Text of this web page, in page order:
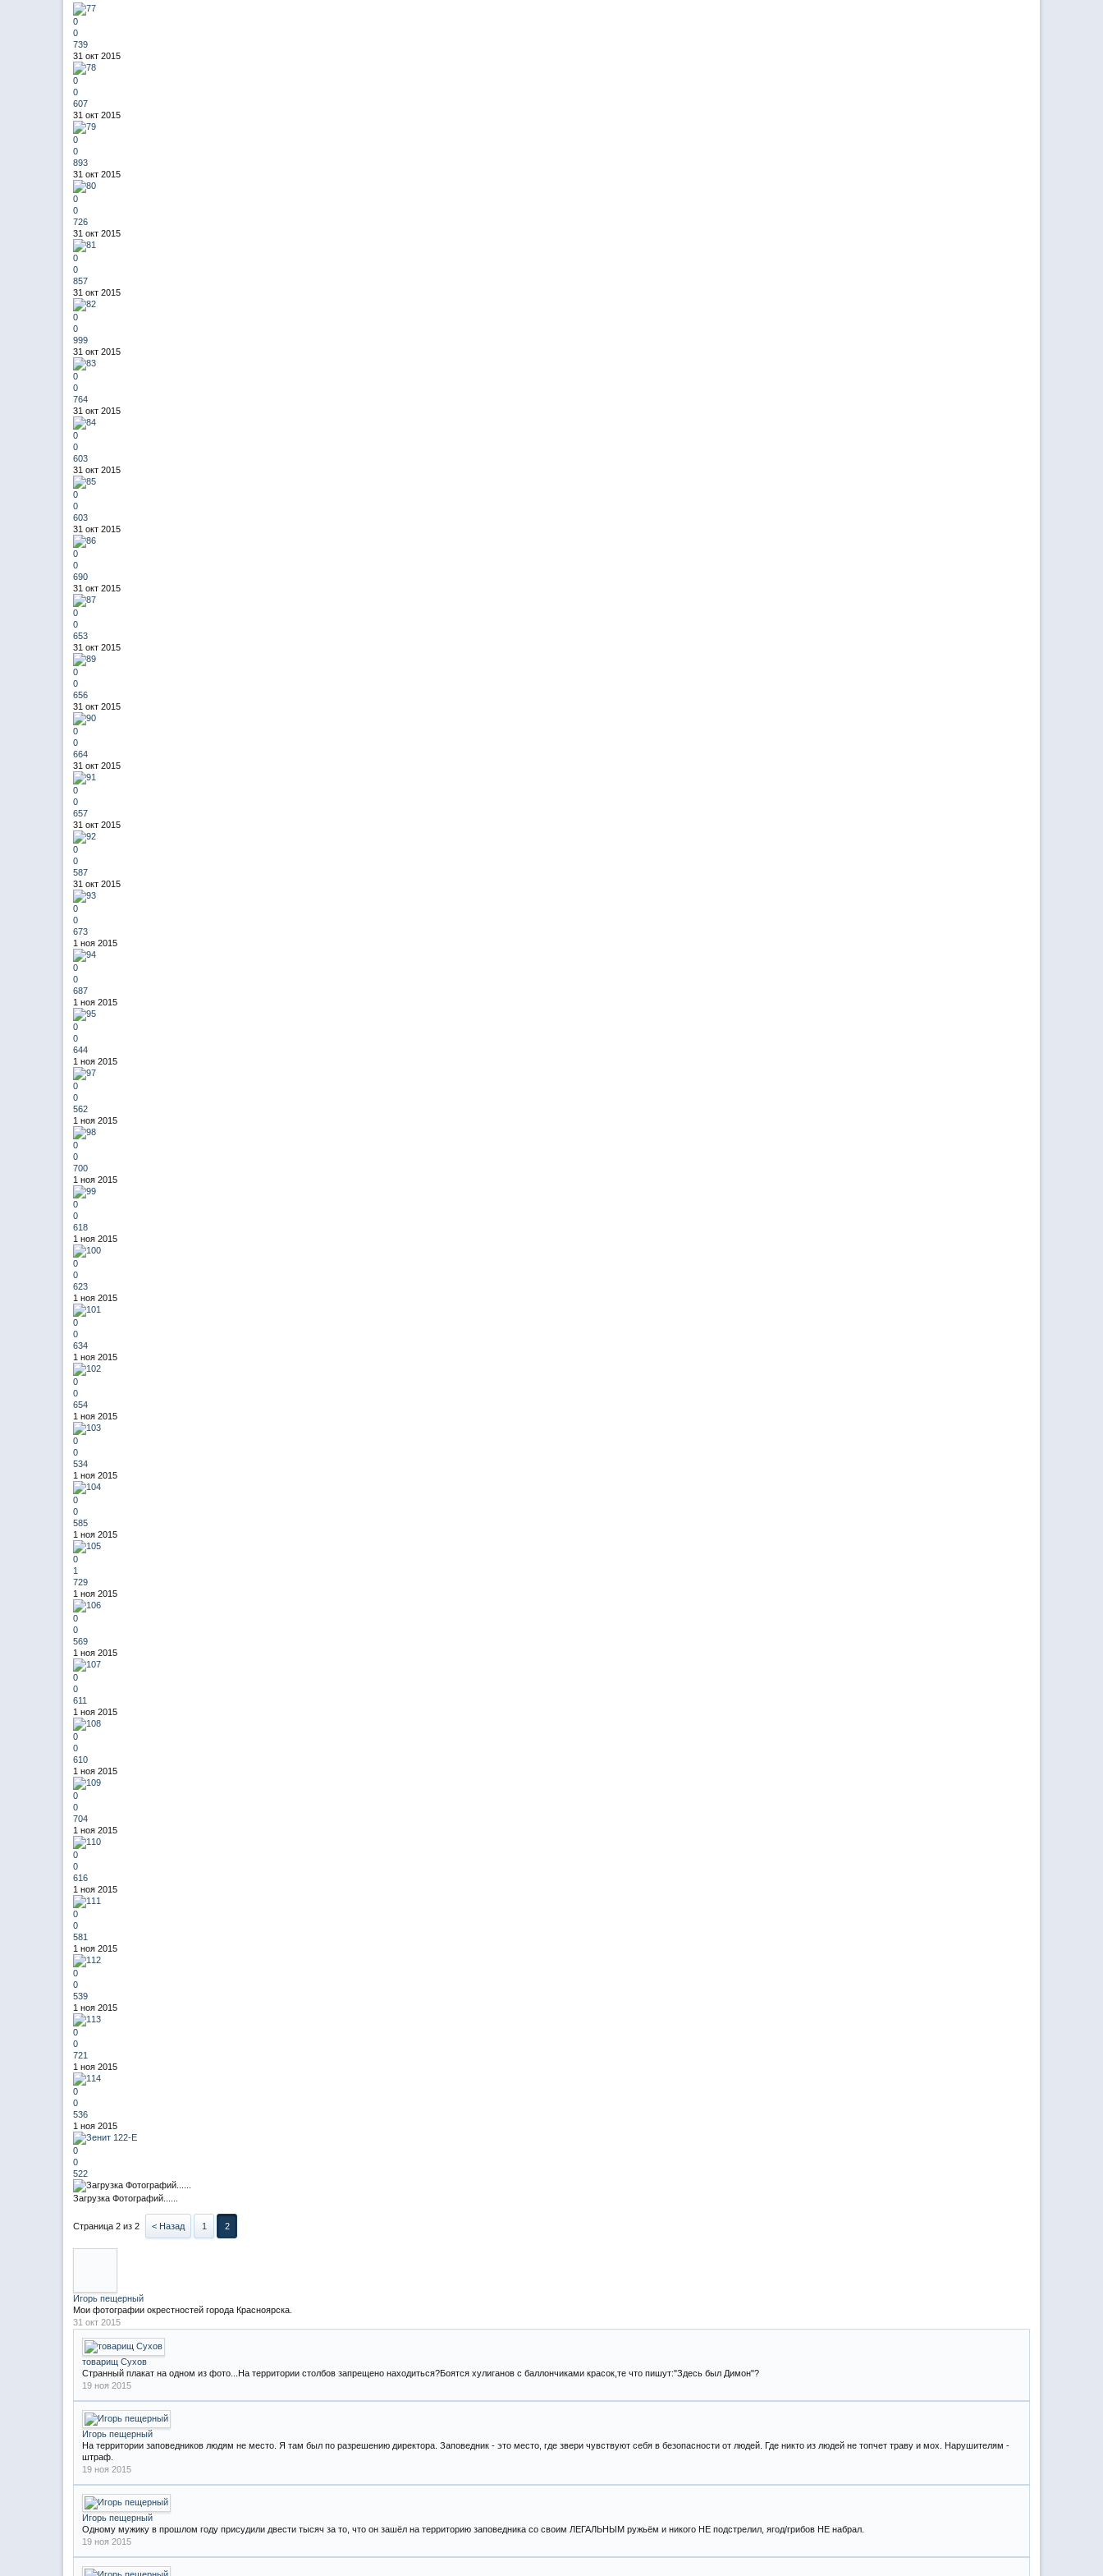
0
0
739
31 окт 2015
0
0
607
31 окт 2015
0
0
893
31 окт 2015
0
0
726
31 окт 2015
0
0
857
31 окт 2015
0
0
999
31 окт 2015
0
0
764
31 окт 2015
0
0
603
31 окт 2015
0
0
603
31 окт 2015
0
0
690
31 окт 2015
0
0
653
31 окт 2015
0
0
656
31 окт 2015
0
0
664
31 окт 2015
0
0
657
31 окт 2015
0
0
587
31 окт 2015
0
0
673
1 ноя 2015
0
0
687
1 ноя 2015
0
0
644
1 ноя 2015
0
0
562
1 ноя 2015
0
0
700
1 ноя 2015
0
0
618
1 ноя 2015
0
0
623
1 ноя 2015
0
0
634
1 ноя 2015
0
0
654
1 ноя 2015
0
0
534
1 ноя 2015
0
0
585
1 ноя 2015
0
1
729
1 ноя 2015
0
0
569
1 ноя 2015
0
0
611
1 ноя 2015
0
0
610
1 ноя 2015
0
0
704
1 ноя 2015
0
0
616
1 ноя 2015
0
0
581
1 ноя 2015
0
0
539
1 ноя 2015
0
0
721
1 ноя 2015
0
0
536
1 ноя 2015
0
0
522
Загрузка Фотографий......
Страница 2 из 2 < Назад 1 2
Игорь пещерный
Мои фотографии окрестностей города Красноярска.
31 окт 2015
товарищ Сухов
Странный плакат на одном из фото...На территории столбов запрещено находиться?Боятся хулиганов с баллончиками красок,те что пишут:"Здесь был Димон"?
19 ноя 2015
Игорь пещерный
На территории заповедников людям не место. Я там был по разрешению директора. Заповедник - это место, где звери чувствуют себя в безопасности от людей. Где никто из людей не топчет траву и мох. Нарушителям -
штраф.
19 ноя 2015
Игорь пещерный
Одному мужику в прошлом году присудили двести тысяч за то, что он зашёл на территорию заповедника со своим ЛЕГАЛЬНЫМ ружьём и никого НЕ подстрелил, ягод/грибов НЕ набрал.
19 ноя 2015